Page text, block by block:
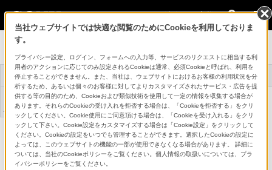
法人のお客様
トップ
XDCAM/NXCAMと
は
商品一覧 事例紹介
アプリケーションソ
フトウェア/ドライ
バ
機器アップデートフ
ァームウェア
サポート・お問い合
わせ
XDCAMメモリーカムコーダー
PXW-Z200
詳細メニュー
当社ウェブサイトでは快適な閲覧のためにCookieを利用しておりま
す。
プライバシー設定、ログイン、フォームへの入力等、サービスのリクエストに相当する利
用者のアクションに応じてのみ設定されるCookieは通常、必須Cookieと呼ばれ、利用を
停止することができません。また、当社は、ウェブサイトにおけるお客様の利用状況を分
析するため、あるいは個々のお客様に対してよりカスタマイズされたサービス・広告を提
供する等の目的のため、Cookieおよび類似技術を使用して一定の情報を収集する場合が
あります。それらのCookieの受け入れを拒否する場合は、「Cookieを拒否する」をクリ
ックしてください。Cookie使用にご同意頂ける場合は、「Cookieを受け入れる」をクリ
ックして下さい。Cookie設定をカスタマイズする場合は「Cookie設定」をクリックして
ください。Cookieの設定をいつでも管理することができます。選択したCookieの設定に
よっては、このウェブサイトの機能の一部が使用できなくなる場合があります。 詳細に
ついては、当社のCookieポリシーをご覧ください。個人情報の取扱いについては、プラ
イバシーポリシーをご覧ください。